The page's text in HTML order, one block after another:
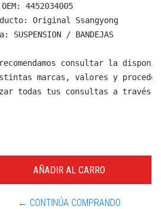
OEM: 4452034005
Original Ssangyong
SUSPENSION / BANDEJAS
consultar la
marcas, valores y
todas tus consultas a través
← CONTINÚA COMPRANDO